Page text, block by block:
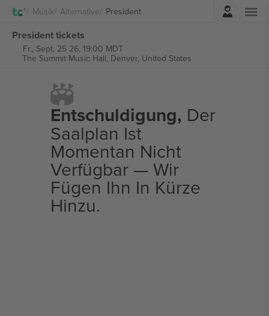
Musik Alternative President
President tickets
Fr., Sept. 25 26, 19:00 MDT
The Summit Music Hall, Denver, United States
Entschuldigung, Der
Saalplan Ist
Momentan Nicht
Verfügbar — Wir
Fügen Ihn In Kürze
Hinzu.